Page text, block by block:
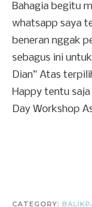
Bahagia begitu
whatsapp saya
beneran nggak
sebagus ini
Dian” Atas
Happy tentu
Day Workshop
CATEGORY: